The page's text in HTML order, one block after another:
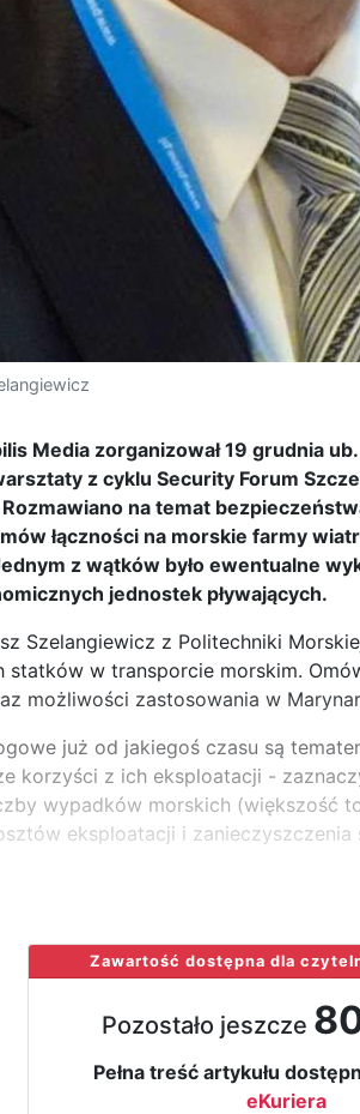
Media zorganizował 19 grudnia
z cyklu Security Forum
na temat
łączności na morskie farmy
z wątków było ewentualne
jednostek pływających.
Szelangiewicz z Politechniki
statków w transporcie morskim.
możliwości zastosowania w
już od jakiegoś czasu są
korzyści z ich eksploatacji -
wypadków morskich (większość
eksploatacji i
Zawartość dostępna dla
Pozostało jeszcze
Pełna treść artykułu
eKuriera